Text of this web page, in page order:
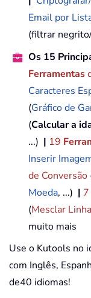
Email por
(filtrar
Os 15
Ferramentas
Caracteres
(Gráfico de
(Calcular a
...) | 19
Inserir
de Conversão
Moeda, ...) | 7
(Mesclar
muito mais
Use o Kutools no
com Inglês,
de40 idiomas!